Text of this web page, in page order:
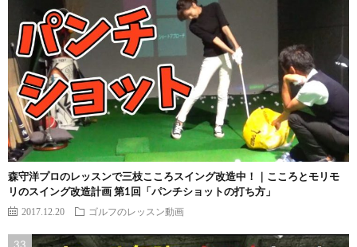
森守洋プロのレッスンで三枝こころスイング改造中！｜こころとモリモ
リのスイング改造計画 第1回「パンチショットの打ち方」
2017.12.20 ゴルフのレッスン動画